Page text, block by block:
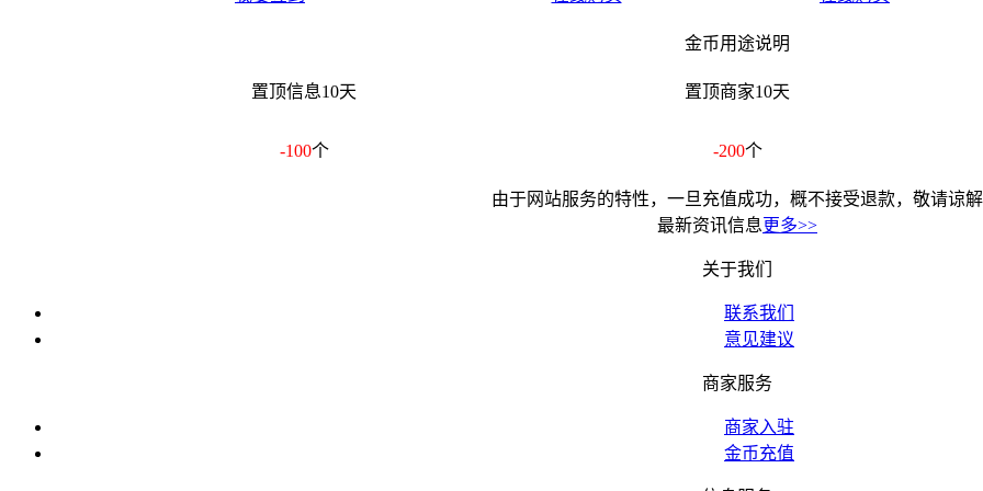
金币用途说明
置顶信息10天 置顶商家10天
-100个 -200个
由于网站服务的特性，一旦充值成功，概不接受退款，敬请谅解
最新资讯信息更多>>
关于我们
联系我们
意见建议
商家服务
商家入驻
金币充值